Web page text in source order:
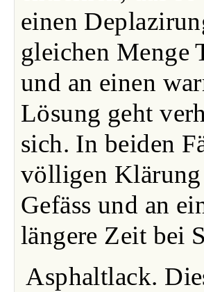
einen
gleichen Menge
und an einen
Lösung geht
sich. In beiden
völligen Klärung
Gefäss und an
längere Zeit bei
Asphaltlack.